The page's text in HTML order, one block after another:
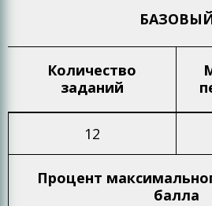
Количество
заданий
12
Процент
балла